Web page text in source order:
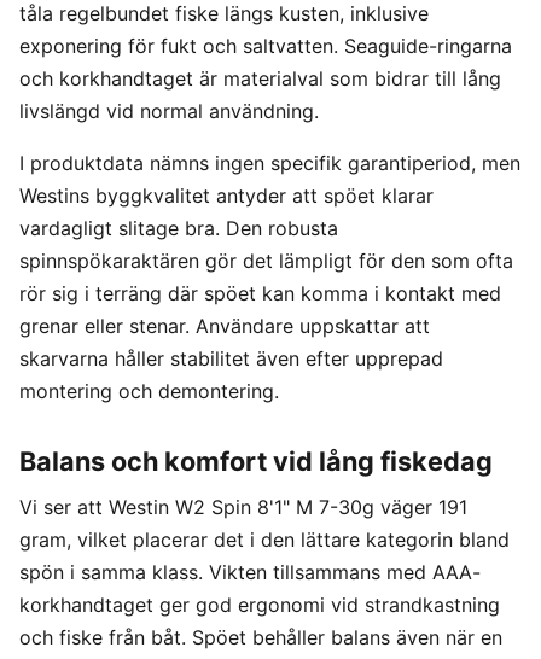
tåla regelbundet fiske längs kusten, inklusive
exponering för fukt och saltvatten. Seaguide-ringarna
och korkhandtaget är materialval som bidrar till lång
livslängd vid normal användning.
I produktdata nämns ingen specifik garantiperiod, men
Westins byggkvalitet antyder att spöet klarar
vardagligt slitage bra. Den robusta
spinnspökaraktären gör det lämpligt för den som ofta
rör sig i terräng där spöet kan komma i kontakt med
grenar eller stenar. Användare uppskattar att
skarvarna håller stabilitet även efter upprepad
montering och demontering.
Balans och komfort vid lång fiskedag
Vi ser att Westin W2 Spin 8'1" M 7-30g väger 191
gram, vilket placerar det i den lättare kategorin bland
spön i samma klass. Vikten tillsammans med AAA-
korkhandtaget ger god ergonomi vid strandkastning
och fiske från båt. Spöet behåller balans även när en